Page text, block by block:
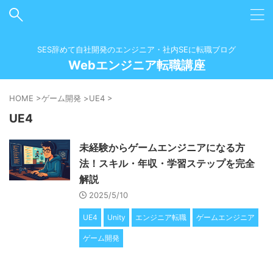
SES辞めて自社開発のエンジニア・社内SEに転職ブログ
Webエンジニア転職講座
HOME >ゲーム開発 >UE4 >
UE4
未経験からゲームエンジニアになる方
法！スキル・年収・学習ステップを完全
解説
2025/5/10
UE4 Unity エンジニア転職 ゲームエンジニア
ゲーム開発